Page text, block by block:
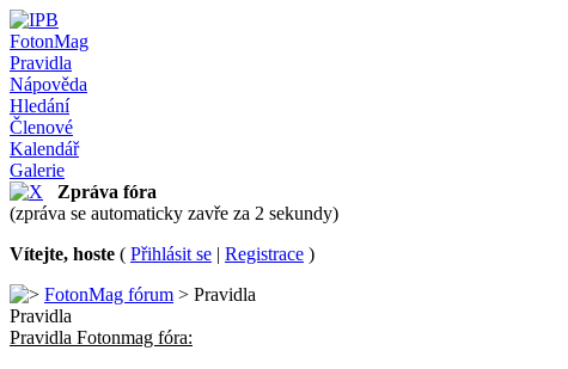
FotonMag
Pravidla
Nápověda
Hledání
Členové
Kalendář
Galerie
Zpráva fóra
(zpráva se automaticky zavře za 2 sekundy)
Vítejte, hoste ( Přihlásit se | Registrace )
FotonMag fórum > Pravidla
Pravidla
Pravidla Fotonmag fóra: